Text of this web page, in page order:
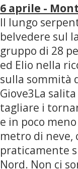
6 aprile -
Il lungo
belvedere sul
gruppo di 28
ed Elio nella
sulla sommità
Giove3La
tagliare i
e in poco
metro di neve,
praticamente
Nord. Non ci